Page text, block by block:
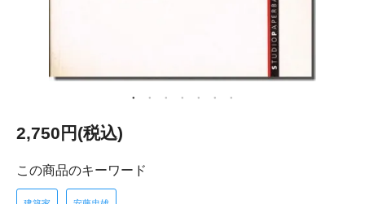
2,750円(税込)
この商品のキーワード